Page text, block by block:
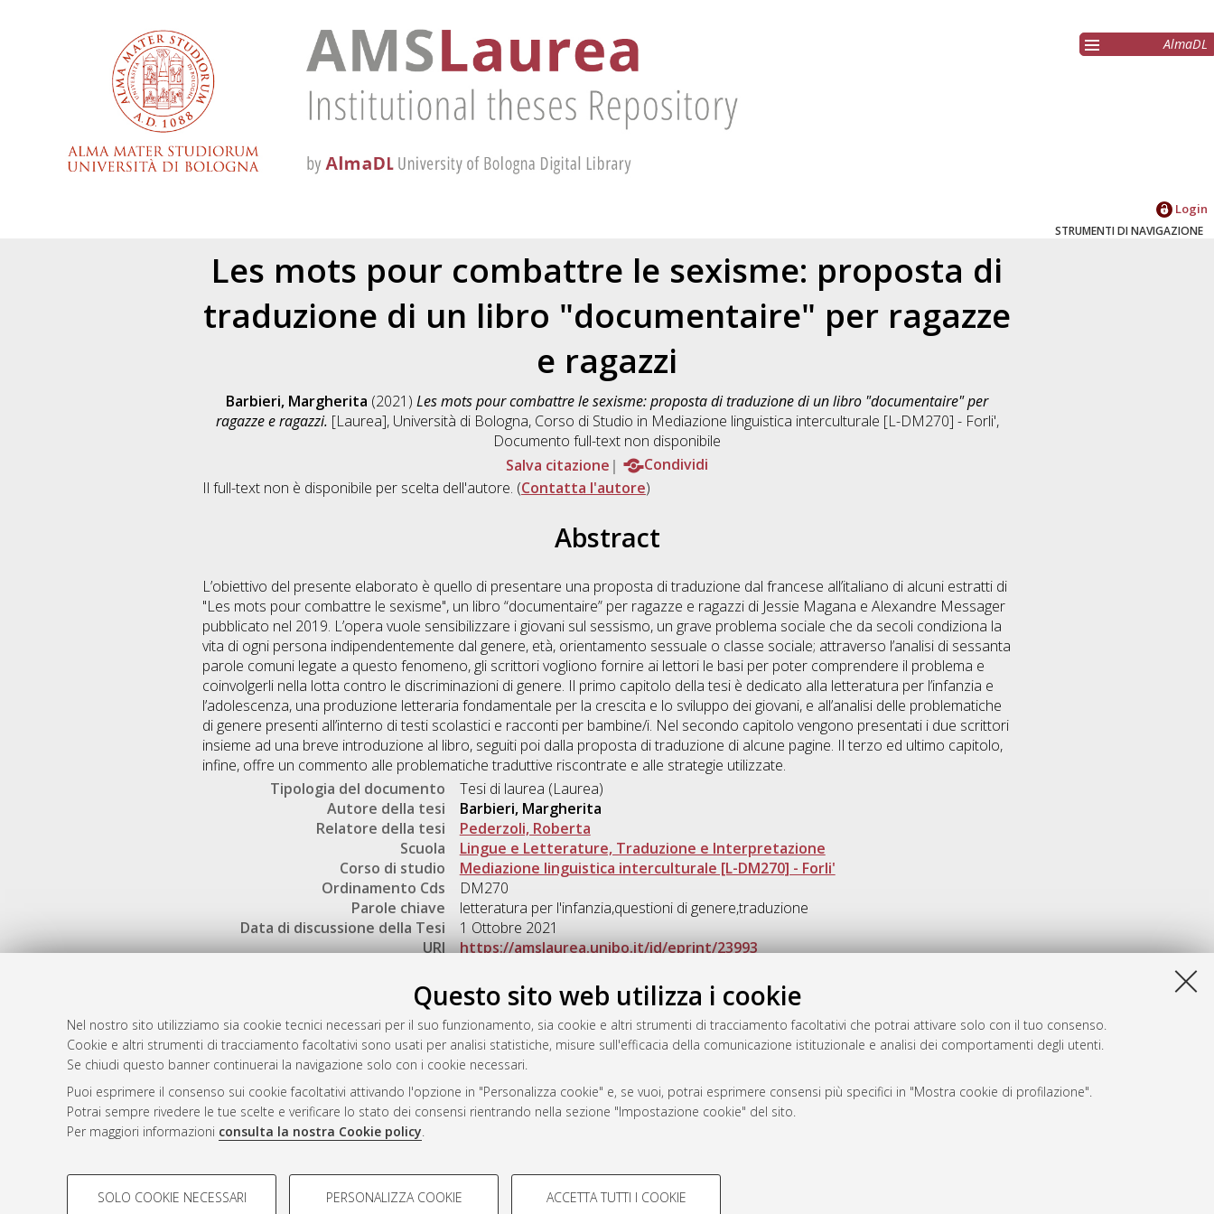
Questo sito web utilizza i cookie
Nel nostro sito utilizziamo sia cookie tecnici necessari per il suo funzionamento, sia cookie e altri strumenti di tracciamento facoltativi che potrai attivare solo con il tuo consenso.
Cookie e altri strumenti di tracciamento facoltativi sono usati per analisi statistiche, misure sull'efficacia della comunicazione istituzionale e analisi dei comportamenti degli utenti.
Se chiudi questo banner continuerai la navigazione solo con i cookie necessari.
Puoi esprimere il consenso sui cookie facoltativi attivando l'opzione in "Personalizza cookie" e, se vuoi, potrai esprimere consensi più specifici in "Mostra cookie di profilazione".
Potrai sempre rivedere le tue scelte e verificare lo stato dei consensi rientrando nella sezione "Impostazione cookie" del sito.
Per maggiori informazioni consulta la nostra Cookie policy.
COOKIE DI PROFILAZIONE - FACOLTATIVI COOKIE TECNICI - NECESSARI
SOLO COOKIE NECESSARI PERSONALIZZA COOKIE ACCETTA TUTTI I COOKIE
AlmaDL
Login
STRUMENTI DI NAVIGAZIONE
Les mots pour combattre le sexisme: proposta di
traduzione di un libro "documentaire" per ragazze
e ragazzi
Barbieri, Margherita (2021) Les mots pour combattre le sexisme: proposta di traduzione di un libro "documentaire" per
ragazze e ragazzi. [Laurea], Università di Bologna, Corso di Studio in Mediazione linguistica interculturale [L-DM270] - Forli',
Documento full-text non disponibile
Salva citazione
Condividi
Il full-text non è disponibile per scelta dell'autore. (Contatta l'autore)
Abstract
L’obiettivo del presente elaborato è quello di presentare una proposta di traduzione dal francese all’italiano di alcuni estratti di
"Les mots pour combattre le sexisme", un libro “documentaire” per ragazze e ragazzi di Jessie Magana e Alexandre Messager
pubblicato nel 2019. L’opera vuole sensibilizzare i giovani sul sessismo, un grave problema sociale che da secoli condiziona la
vita di ogni persona indipendentemente dal genere, età, orientamento sessuale o classe sociale; attraverso l’analisi di sessanta
parole comuni legate a questo fenomeno, gli scrittori vogliono fornire ai lettori le basi per poter comprendere il problema e
coinvolgerli nella lotta contro le discriminazioni di genere. Il primo capitolo della tesi è dedicato alla letteratura per l’infanzia e
l’adolescenza, una produzione letteraria fondamentale per la crescita e lo sviluppo dei giovani, e all’analisi delle problematiche
di genere presenti all’interno di testi scolastici e racconti per bambine/i. Nel secondo capitolo vengono presentati i due scrittori
insieme ad una breve introduzione al libro, seguiti poi dalla proposta di traduzione di alcune pagine. Il terzo ed ultimo capitolo,
infine, offre un commento alle problematiche traduttive riscontrate e alle strategie utilizzate.
Tipologia del documento
Tesi di laurea (Laurea)
Autore della tesi
Barbieri, Margherita
Relatore della tesi
Pederzoli, Roberta
Scuola
Lingue e Letterature, Traduzione e Interpretazione
Corso di studio
Mediazione linguistica interculturale [L-DM270] - Forli'
Ordinamento Cds
DM270
Parole chiave
letteratura per l'infanzia,questioni di genere,traduzione
Data di discussione della Tesi
1 Ottobre 2021
URI
https://amslaurea.unibo.it/id/eprint/23993
Gestione del documento:
Atom
Rss 1.0
Rss 2.0
AMS Laurea
Servizio implementato e gestito da
Impostazioni Cookie
Informativa sulla privacy
Condizioni d’uso del sito